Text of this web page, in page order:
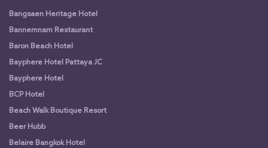
Bangsaen Heritage Hotel
Bannernnam Restaurant
Baron Beach Hotel
Bayphere Hotel Pattaya JC
Bayphere Hotel
BCP Hotel
Beach Walk Boutique Resort
Beer Hubb
Belaire Bangkok Hotel